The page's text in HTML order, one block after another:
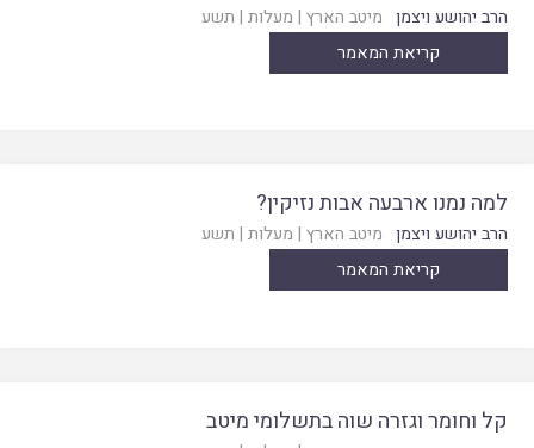
הרב יהושע ויצמן מיטב הארץ | מעלות | תשע
קריאת המאמר
למה נמנו ארבעה אבות נזיקין?
הרב יהושע ויצמן מיטב הארץ | מעלות | תשע
קריאת המאמר
קל וחומר וגזרה שוה בתשלומי מיטב